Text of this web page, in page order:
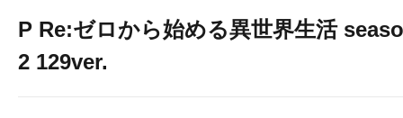
P Re:ゼロから始める異世界生活
2 129ver.